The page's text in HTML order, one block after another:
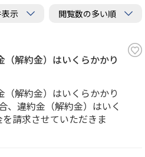
解約金）はいくらかかり
解約金）はいくらかかり
、違約金（解約金）はいく
請求させていただきま